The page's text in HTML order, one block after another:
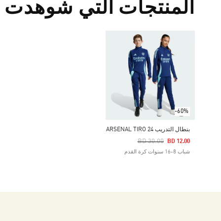
المنتجات التي شوهدت
-60%
بنطال التدريب ARSENAL TIRO 24
Price Reduced From
BD 30.00
To BD 12.00
شباب 8-16 سنوات كرة القدم